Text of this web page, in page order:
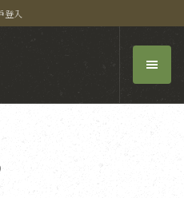
登入